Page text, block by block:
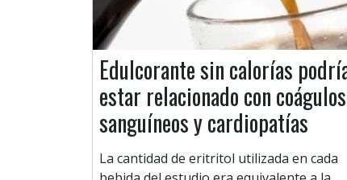
Edulcorante sin calorías
estar relacionado con coágulos
sanguíneos y cardiopatías
La cantidad de eritritol utilizada en cada